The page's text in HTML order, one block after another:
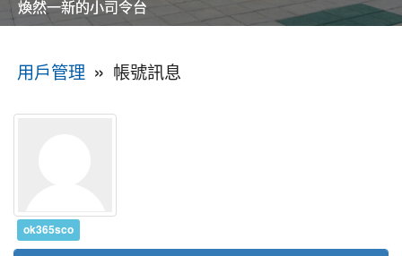
美麗的操場是我們活力的來源
美麗的操場是我們活力的來源
煥然一新的小司令台
煥然一新的小司令台
富含桃園埤塘田園風光意象的中廊
富含桃園埤塘田園風光意象的中廊
嶄新的中庭廣場
嶄新的中庭廣場
水生池生生不息
水生池生生不息
用戶管理 » 帳號訊息
ok365sco